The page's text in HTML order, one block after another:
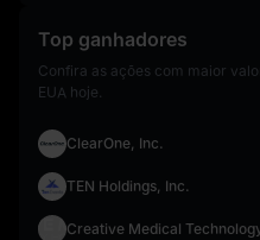
Top ganhadores
Confira as ações com maior
EUA hoje.
ClearOne, Inc.
TEN Holdings, Inc.
Creative Medical